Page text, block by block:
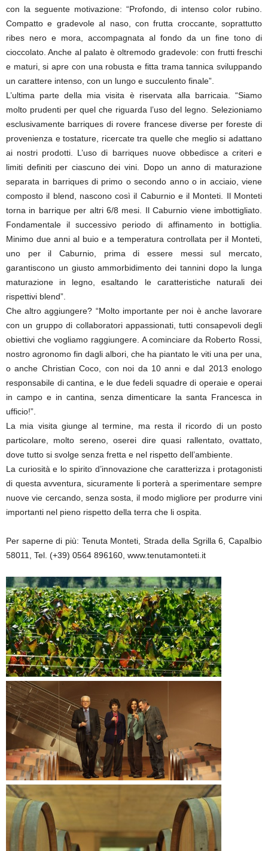
con la seguente motivazione: “Profondo, di intenso color rubino.
Compatto e gradevole al naso, con frutta croccante, soprattutto
ribes nero e mora, accompagnata al fondo da un fine tono di
cioccolato. Anche al palato è oltremodo gradevole: con frutti freschi
e maturi, si apre con una robusta e fitta trama tannica sviluppando
un carattere intenso, con un lungo e succulento finale”.
L’ultima parte della mia visita è riservata alla barricaia. “Siamo
molto prudenti per quel che riguarda l’uso del legno. Selezioniamo
esclusivamente barriques di rovere francese diverse per foreste di
provenienza e tostature, ricercate tra quelle che meglio si adattano
ai nostri prodotti. L’uso di barriques nuove obbedisce a criteri e
limiti definiti per ciascuno dei vini. Dopo un anno di maturazione
separata in barriques di primo o secondo anno o in acciaio, viene
composto il blend, nascono così il Caburnio e il Monteti. Il Monteti
torna in barrique per altri 6/8 mesi. Il Caburnio viene imbottigliato.
Fondamentale il successivo periodo di affinamento in bottiglia.
Minimo due anni al buio e a temperatura controllata per il Monteti,
uno per il Caburnio, prima di essere messi sul mercato,
garantiscono un giusto ammorbidimento dei tannini dopo la lunga
maturazione in legno, esaltando le caratteristiche naturali dei
rispettivi blend”.
Che altro aggiungere? “Molto importante per noi è anche lavorare
con un gruppo di collaboratori appassionati, tutti consapevoli degli
obiettivi che vogliamo raggiungere. A cominciare da Roberto Rossi,
nostro agronomo fin dagli albori, che ha piantato le viti una per una,
o anche Christian Coco, con noi da 10 anni e dal 2013 enologo
responsabile di cantina, e le due fedeli squadre di operaie e operai
in campo e in cantina, senza dimenticare la santa Francesca in
ufficio!”.
La mia visita giunge al termine, ma resta il ricordo di un posto
particolare, molto sereno, oserei dire quasi rallentato, ovattato,
dove tutto si svolge senza fretta e nel rispetto dell’ambiente.
La curiosità e lo spirito d’innovazione che caratterizza i protagonisti
di questa avventura, sicuramente li porterà a sperimentare sempre
nuove vie cercando, senza sosta, il modo migliore per produrre vini
importanti nel pieno rispetto della terra che li ospita.
Per saperne di più: Tenuta Monteti, Strada della Sgrilla 6, Capalbio
58011, Tel. (+39) 0564 896160, www.tenutamonteti.it